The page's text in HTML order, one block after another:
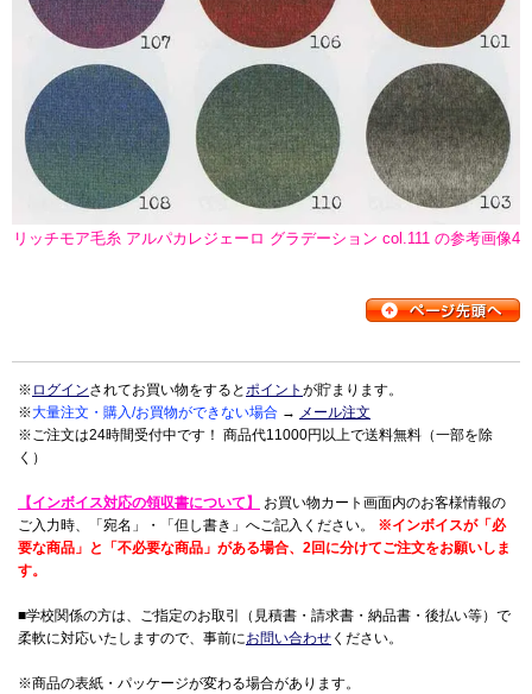
リッチモア毛糸 アルパカレジェーロ グラデーション col.111 の参考画像4
※ ログインされてお買い物をするとポイント が貯まります。
※大量注文・購入/お買物ができない場合 → メール注文
※ご注文は24時間受付中です！ 商品代11000円以上で送料無料（一部を除
く）
【インボイス対応の領収書について】
お買い物カート画面内のお客様情報の
ご入力時、「宛名」・「但し書き」へご記入ください。 ※インボイスが「必
要な商品」と「不必要な商品」がある場合、2回に分けてご注文をお願いしま
す。
■学校関係の方は、ご指定のお取引（見積書・請求書・納品書・後払い等）で
柔軟に対応いたしますので、事前にお問い合わせ ください。
※商品の表紙・パッケージが変わる場合があります。